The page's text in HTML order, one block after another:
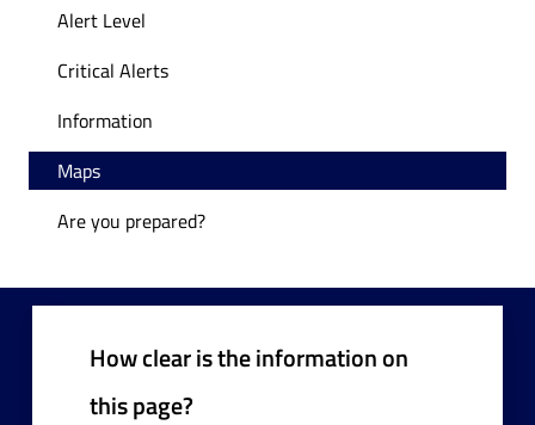
Alert Level
Critical Alerts
Information
Maps
Are you prepared?
How clear is the information on
this page?